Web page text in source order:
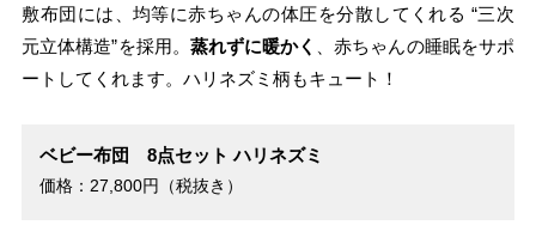
敷布団には、均等に赤ちゃんの体圧を分散してくれる “三次
元立体構造”を採用。 蒸れずに暖かく
、赤ちゃんの睡眠をサポ
ートしてくれます。ハリネズミ柄もキュート！
ベビー布団 8点セット ハリネズミ
価格：27,800円（税抜き）